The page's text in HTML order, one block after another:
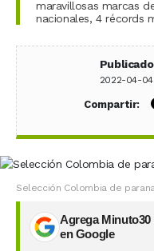
maravillosas marcas
nacionales, 4 récords
2022-04-04
Compartir:
Selección Colombia de
Agrega
en Google